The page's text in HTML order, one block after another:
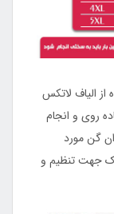
الیاف لاتکس
روی و انجام
گن مورد
دارای 6 ردیف هوک جهت تنظیم و